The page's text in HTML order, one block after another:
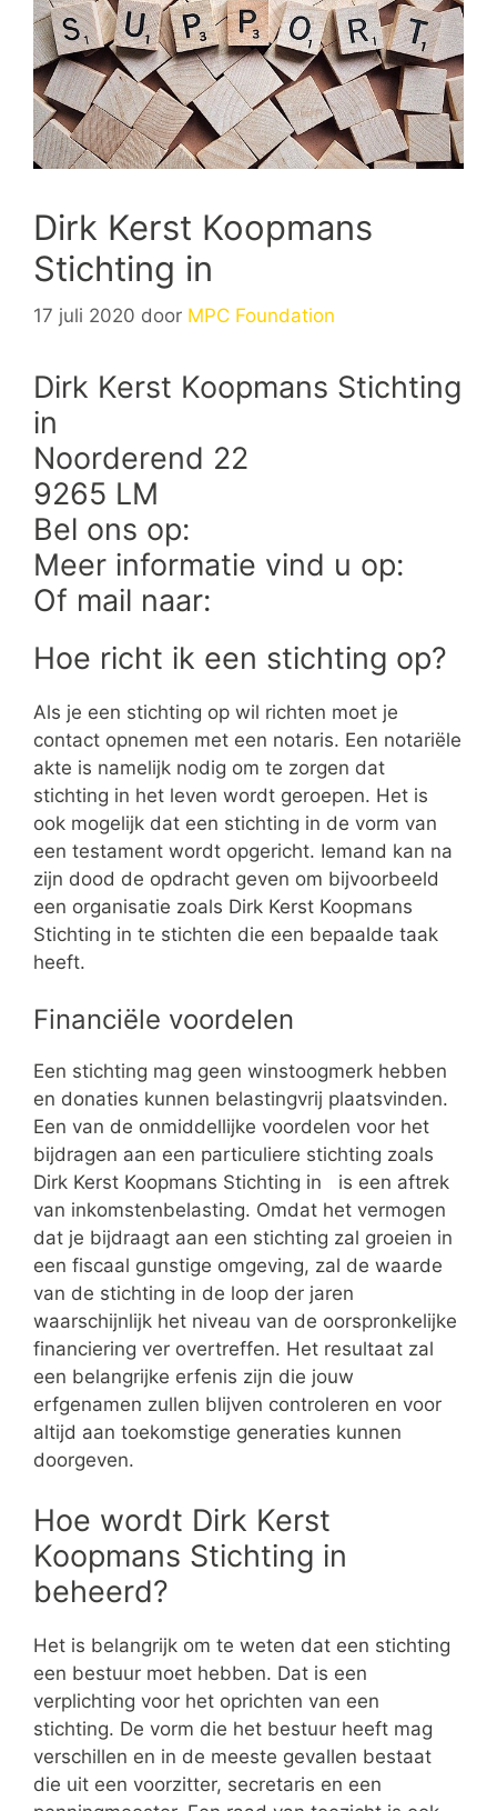
Dirk Kerst Koopmans
Stichting in
17 juli 2020 door MPC Foundation
Dirk Kerst Koopmans Stichting
in
Noorderend 22
9265 LM
Bel ons op:
Meer informatie vind u op:
Of mail naar:
Hoe richt ik een stichting op?
Als je een stichting op wil richten moet je
contact opnemen met een notaris. Een notariële
akte is namelijk nodig om te zorgen dat
stichting in het leven wordt geroepen. Het is
ook mogelijk dat een stichting in de vorm van
een testament wordt opgericht. Iemand kan na
zijn dood de opdracht geven om bijvoorbeeld
een organisatie zoals Dirk Kerst Koopmans
Stichting in te stichten die een bepaalde taak
heeft.
Financiële voordelen
Een stichting mag geen winstoogmerk hebben
en donaties kunnen belastingvrij plaatsvinden.
Een van de onmiddellijke voordelen voor het
bijdragen aan een particuliere stichting zoals
Dirk Kerst Koopmans Stichting in is een aftrek
van inkomstenbelasting. Omdat het vermogen
dat je bijdraagt aan een stichting zal groeien in
een fiscaal gunstige omgeving, zal de waarde
van de stichting in de loop der jaren
waarschijnlijk het niveau van de oorspronkelijke
financiering ver overtreffen. Het resultaat zal
een belangrijke erfenis zijn die jouw
erfgenamen zullen blijven controleren en voor
altijd aan toekomstige generaties kunnen
doorgeven.
Hoe wordt Dirk Kerst
Koopmans Stichting in
beheerd?
Het is belangrijk om te weten dat een stichting
een bestuur moet hebben. Dat is een
verplichting voor het oprichten van een
stichting. De vorm die het bestuur heeft mag
verschillen en in de meeste gevallen bestaat
die uit een voorzitter, secretaris en een